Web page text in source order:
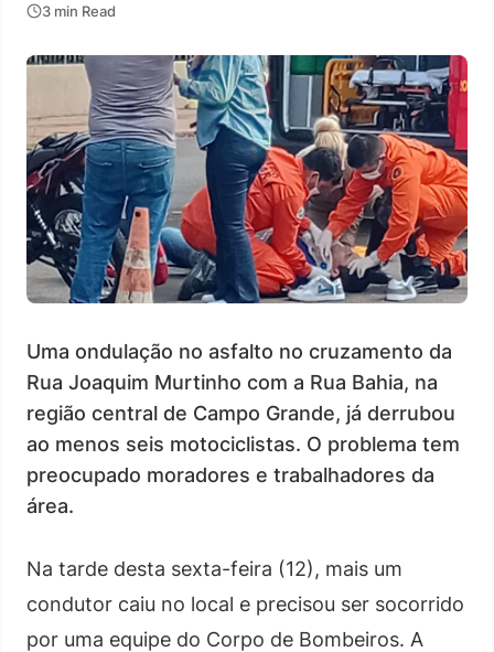
3 min Read
Uma ondulação no asfalto no cruzamento da
Rua Joaquim Murtinho com a Rua Bahia, na
região central de Campo Grande, já derrubou
ao menos seis motociclistas. O problema tem
preocupado moradores e trabalhadores da
área.
Na tarde desta sexta-feira (12), mais um
condutor caiu no local e precisou ser socorrido
por uma equipe do Corpo de Bombeiros. A